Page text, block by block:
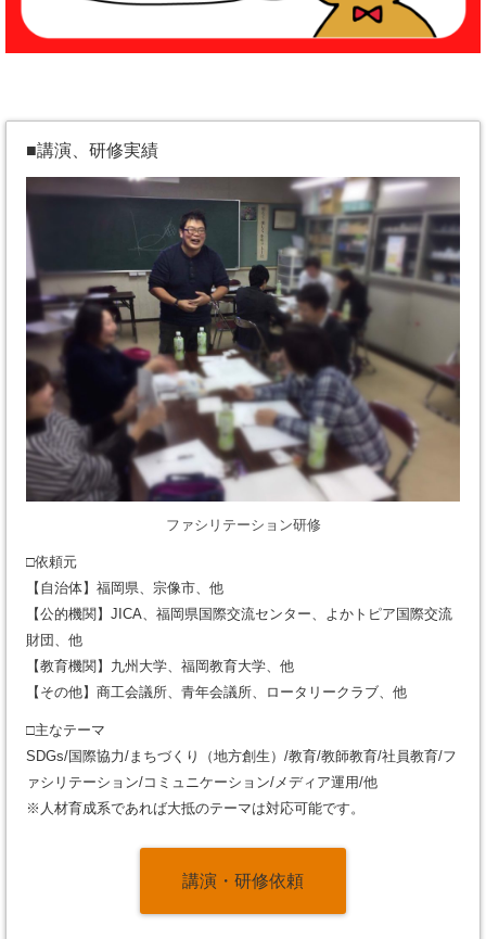
■講演、研修実績
ファシリテーション研修
□依頼元
【自治体】福岡県、宗像市、他
【公的機関】JICA、福岡県国際交流センター、よかトピア国際交流
財団、他
【教育機関】九州大学、福岡教育大学、他
【その他】商工会議所、青年会議所、ロータリークラブ、他
□主なテーマ
SDGs/国際協力/まちづくり（地方創生）/教育/教師教育/社員教育/フ
ァシリテーション/コミュニケーション/メディア運用/他
※人材育成系であれば大抵のテーマは対応可能です。
講演・研修依頼